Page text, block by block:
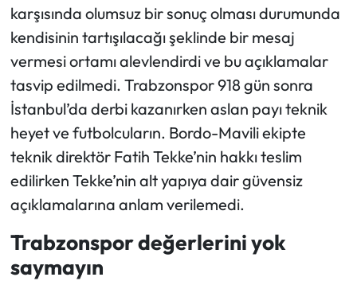
karşısında olumsuz bir sonuç olması durumunda
kendisinin tartışılacağı şeklinde bir mesaj
vermesi ortamı alevlendirdi ve bu açıklamalar
tasvip edilmedi. Trabzonspor 918 gün sonra
İstanbul’da derbi kazanırken aslan payı teknik
heyet ve futbolcuların. Bordo-Mavili ekipte
teknik direktör Fatih Tekke’nin hakkı teslim
edilirken Tekke’nin alt yapıya dair güvensiz
açıklamalarına anlam verilemedi.
Trabzonspor değerlerini yok
saymayın